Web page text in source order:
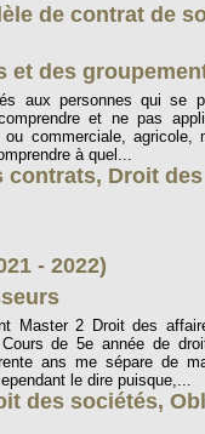
de contrat de
et des
aux personnes qui se
et ne pas
commerciale, agricole,
à quel...
contrats, Droit des
- 2022)
Master 2 Droit des
de 5e année de
ans me sépare de
le dire puisque,...
des sociétés,